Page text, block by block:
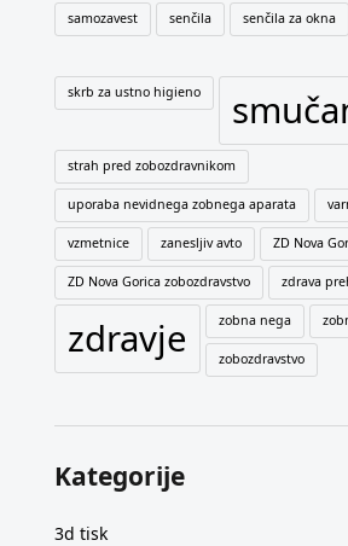
samozavest senčila senčila za okna
skrb za ustno higieno
strah pred zobozdravnikom
uporaba nevidnega zobnega aparata
vzmetnice zanesljiv avto ZD Nova
ZD Nova Gorica zobozdravstvo zdrava
zdravje zobna nega
zobozdravstvo
Kategorije
3d tisk